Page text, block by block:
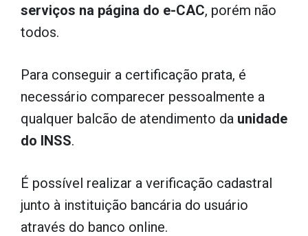
serviços na página do e-CAC, porém não
todos.
Para conseguir a certificação prata, é
necessário comparecer pessoalmente a
qualquer balcão de atendimento da unidade
do INSS.
É possível realizar a verificação cadastral
junto à instituição bancária do usuário
através do banco online.